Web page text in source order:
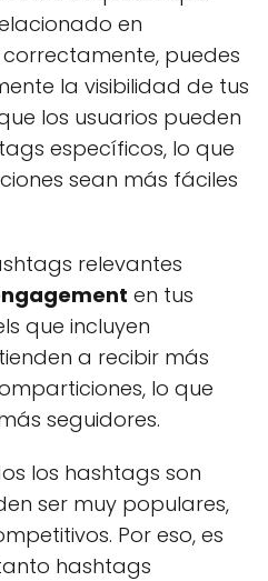
en
puedes
la visibilidad de tus
los usuarios pueden
específicos, lo que
sean más fáciles
relevantes
en tus
que incluyen
a recibir más
lo que
seguidores.
los hashtags son
ser muy populares,
Por eso, es
hashtags